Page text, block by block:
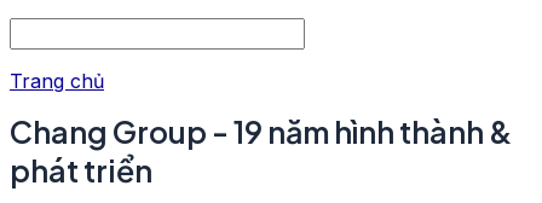
Trang chủ
Chang Group - 19 năm hình thành &
phát triển